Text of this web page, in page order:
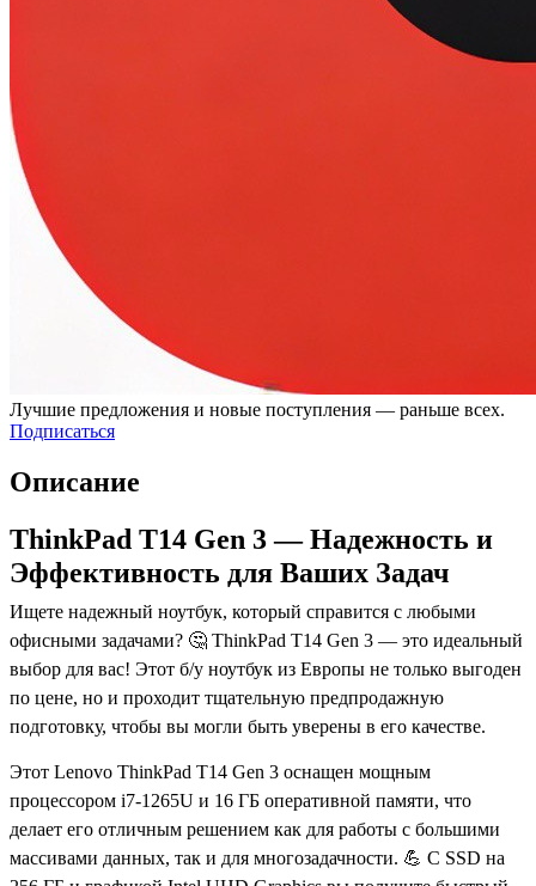
Лучшие предложения и новые поступления — раньше всех.
Подписаться
Описание